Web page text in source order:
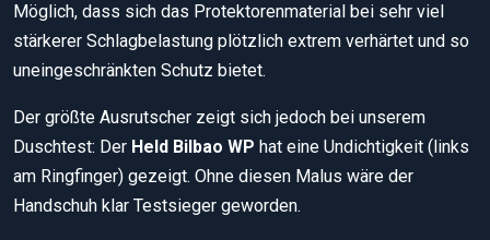
Möglich, dass sich das Protektorenmaterial bei sehr viel
stärkerer Schlagbelastung plötzlich extrem verhärtet und so
uneingeschränkten Schutz bietet.
Der größte Ausrutscher zeigt sich jedoch bei unserem
Duschtest: Der Held Bilbao WP hat eine Undichtigkeit (links
am Ringfinger) gezeigt. Ohne diesen Malus wäre der
Handschuh klar Testsieger geworden.